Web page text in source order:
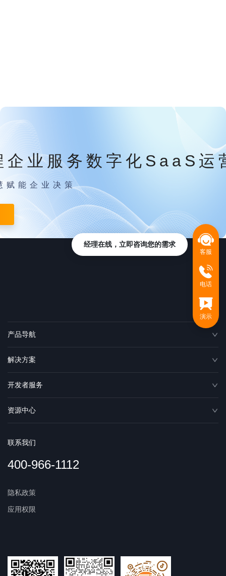
企业服务数字化SaaS运
赋能企业决策
产品导航
解决方案
开发者服务
资源中心
联系我们
400-966-1112
隐私政策
应用权限
客服
电话
演示
经理在线，立即咨询您的需求